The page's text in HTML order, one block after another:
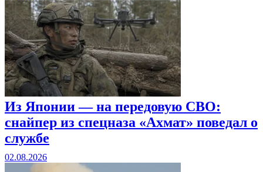
Из Японии — на передовую СВО:
снайпер из спецназа «Ахмат» поведал о
службе
02.08.2026